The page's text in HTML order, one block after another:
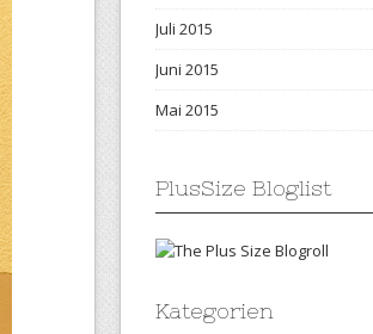
Juli 2015
Juni 2015
Mai 2015
PlusSize Bloglist
Kategorien